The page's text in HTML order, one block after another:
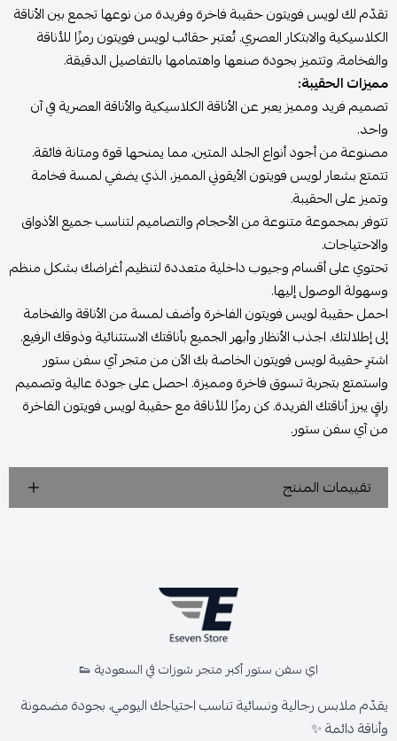
تقدّم لك لويس فويتون حقيبة فاخرة وفريدة من نوعها تجمع بين الأناقة
الكلاسيكية والابتكار العصري. تُعتبر حقائب لويس فويتون رمزًا للأناقة
والفخامة، وتتميز بجودة صنعها واهتمامها بالتفاصيل الدقيقة.
مميزات الحقيبة:
تصميم فريد ومميز يعبر عن الأناقة الكلاسيكية والأناقة العصرية في آن
واحد.
مصنوعة من أجود أنواع الجلد المتين، مما يمنحها قوة ومتانة فائقة.
تتمتع بشعار لويس فويتون الأيقوني المميز، الذي يضفي لمسة فخامة
وتميز على الحقيبة.
تتوفر بمجموعة متنوعة من الأحجام والتصاميم لتناسب جميع الأذواق
والاحتياجات.
تحتوي على أقسام وجيوب داخلية متعددة لتنظيم أغراضك بشكل منظم
وسهولة الوصول إليها.
احمل حقيبة لويس فويتون الفاخرة وأضف لمسة من الأناقة والفخامة
إلى إطلالتك. اجذب الأنظار وأبهر الجميع بأناقتك الاستثنائية وذوقك الرفيع.
اشترِ حقيبة لويس فويتون الخاصة بك الآن من متجر آي سفن ستور
واستمتع بتجربة تسوق فاخرة ومميزة. احصل على جودة عالية وتصميم
راقٍ يبرز أناقتك الفريدة. كن رمزًا للأناقة مع حقيبة لويس فويتون الفاخرة
من آي سفن ستور.
تقييمات المنتج
اي سفن ستور أكبر متجر شوزات في السعودية 👟
يقدّم ملابس رجالية ونسائية تناسب احتياجك اليومي، بجودة مضمونة
وأناقة دائمة ✨